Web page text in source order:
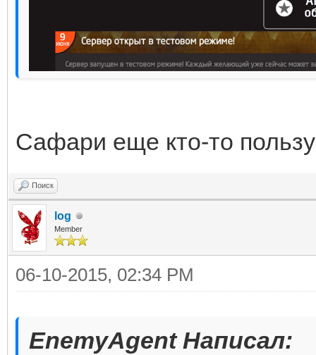
Сафари еще кто-то
Поиск
log
Member
06-10-2015, 02:34 PM
EnemyAgent Написал: